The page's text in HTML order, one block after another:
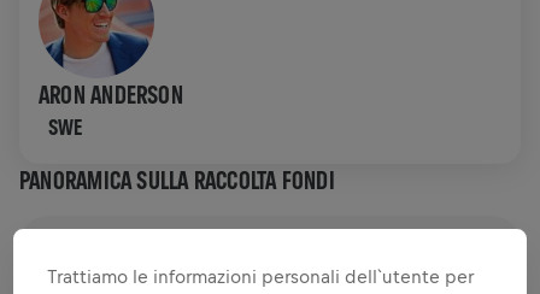
ARON ANDERSON
SWE
PANORAMICA SULLA RACCOLTA FONDI
Trattiamo le informazioni personali dell`utente per